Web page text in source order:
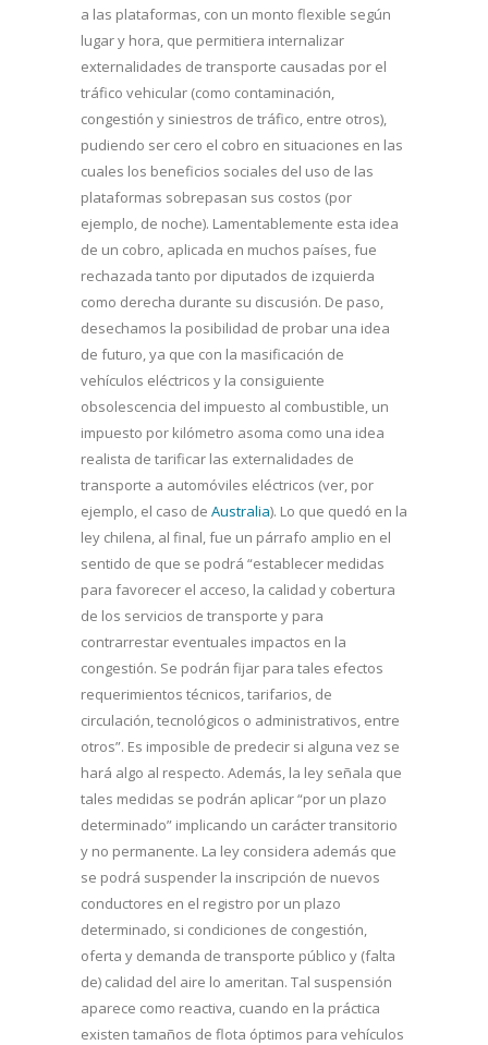
a las plataformas, con un monto flexible según
lugar y hora, que permitiera internalizar
externalidades de transporte causadas por el
tráfico vehicular (como contaminación,
congestión y siniestros de tráfico, entre otros),
pudiendo ser cero el cobro en situaciones en las
cuales los beneficios sociales del uso de las
plataformas sobrepasan sus costos (por
ejemplo, de noche). Lamentablemente esta idea
de un cobro, aplicada en muchos países, fue
rechazada tanto por diputados de izquierda
como derecha durante su discusión. De paso,
desechamos la posibilidad de probar una idea
de futuro, ya que con la masificación de
vehículos eléctricos y la consiguiente
obsolescencia del impuesto al combustible, un
impuesto por kilómetro asoma como una idea
realista de tarificar las externalidades de
transporte a automóviles eléctricos (ver, por
ejemplo, el caso de Australia). Lo que quedó en la
ley chilena, al final, fue un párrafo amplio en el
sentido de que se podrá “establecer medidas
para favorecer el acceso, la calidad y cobertura
de los servicios de transporte y para
contrarrestar eventuales impactos en la
congestión. Se podrán fijar para tales efectos
requerimientos técnicos, tarifarios, de
circulación, tecnológicos o administrativos, entre
otros”. Es imposible de predecir si alguna vez se
hará algo al respecto. Además, la ley señala que
tales medidas se podrán aplicar “por un plazo
determinado” implicando un carácter transitorio
y no permanente. La ley considera además que
se podrá suspender la inscripción de nuevos
conductores en el registro por un plazo
determinado, si condiciones de congestión,
oferta y demanda de transporte público y (falta
de) calidad del aire lo ameritan. Tal suspensión
aparece como reactiva, cuando en la práctica
existen tamaños de flota óptimos para vehículos